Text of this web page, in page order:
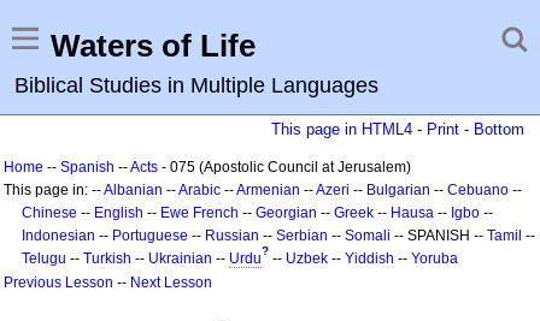
Waters of Life
Biblical Studies in Multiple Languages
This page in HTML4 - Print - Bottom
Home -- Spanish --Acts - 075 (Apostolic Council at Jerusalem)
This page in: --Albanian --Arabic --Armenian --Azeri -- Bulgarian -- Cebuano --
Chinese -- English -- Ewe French -- Georgian -- Greek -- Hausa -- Igbo --
Indonesian -- Portuguese -- Russian -- Serbian -- Somali -- SPANISH -- Tamil --
Telugu -- Turkish -- Ukrainian -- Urdu? -- Uzbek -- Yiddish -- Yoruba
Previous Lesson -- Next Lesson